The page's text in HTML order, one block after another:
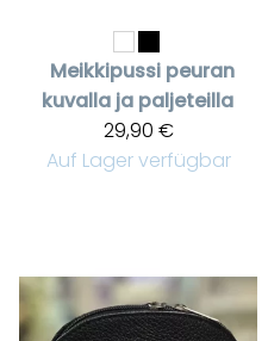
Meikkipussi peuran
kuvalla ja paljeteilla
29,90 €
Auf Lager verfügbar